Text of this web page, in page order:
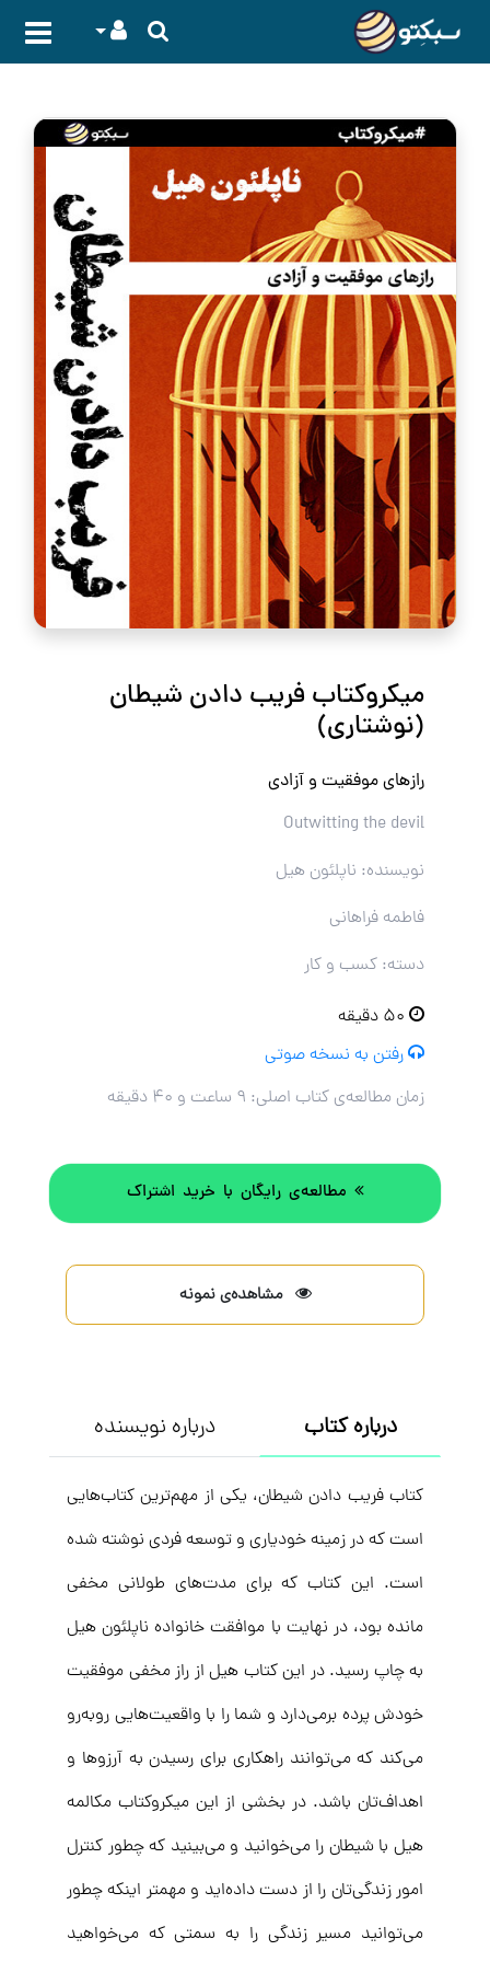
میکروکتاب فریب دادن شیطان
(نوشتاری)
رازهای موفقیت و آزادی
Outwitting the devil
نویسنده: ناپلئون هیل
فاطمه فراهانی
دسته: کسب و کار
رفتن به نسخه صوتی
زمان مطالعه‌ی کتاب اصلی: ۹ ساعت و ۴۰ دقیقه
مطالعه‌ی رایگان با خرید اشتراک
مشاهده‌ی نمونه
درباره کتاب درباره نویسنده
کتاب فریب دادن شیطان، یکی از مهم‌ترین کتاب‌هایی
است که در زمینه خودیاری و توسعه فردی نوشته شده
است. این کتاب که برای مدت‌های طولانی مخفی
مانده بود، در نهایت با موافقت خانواده ناپلئون هیل
به چاپ رسید. در این کتاب هیل از راز مخفی موفقیت
خودش پرده برمی‌دارد و شما را با واقعیت‌هایی روبه‌رو
می‌کند که می‌توانند راهکاری برای رسیدن به آرزوها و
اهداف‌تان باشد. در بخشی از این میکروکتاب مکالمه
هیل با شیطان را می‌خوانید و می‌بینید که چطور کنترل
امور زندگی‌تان را از دست داده‌اید و مهمتر اینکه چطور
می‌توانید مسیر زندگی را به سمتی که می‌خواهید